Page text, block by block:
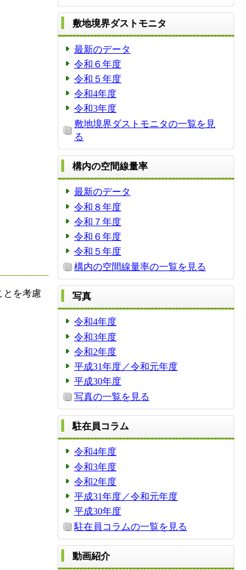
とを考慮
敷地境界ダストモニタ
最新のデータ
令和６年度
令和５年度
令和4年度
令和3年度
敷地境界ダストモニタの一覧を見
る
構内の空間線量率
最新のデータ
令和８年度
令和７年度
令和６年度
令和５年度
構内の空間線量率の一覧を見る
写真
令和4年度
令和3年度
令和2年度
平成31年度／令和元年度
平成30年度
写真の一覧を見る
駐在員コラム
令和4年度
令和3年度
令和2年度
平成31年度／令和元年度
平成30年度
駐在員コラムの一覧を見る
動画紹介